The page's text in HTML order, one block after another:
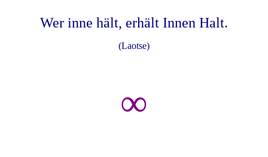
Wer inne hält, erhält Innen Halt.
(Laotse)
∞